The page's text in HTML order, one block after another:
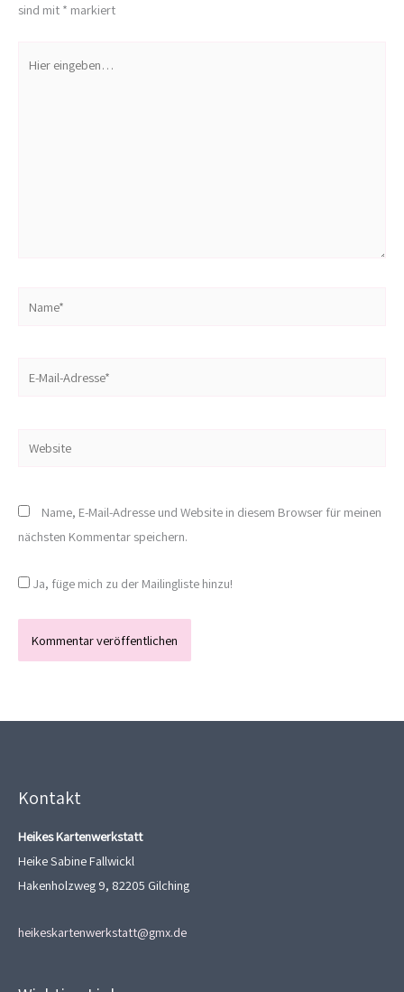
sind mit * markiert
eingeben…
Website
Name, E-Mail-Adresse und Website in diesem Browser für meinen
nächsten Kommentar speichern.
Ja, füge mich zu der Mailingliste hinzu!
Kontakt
Heikes Kartenwerkstatt
Heike Sabine Fallwickl
Hakenholzweg 9, 82205 Gilching
heikeskartenwerkstatt@gmx.de